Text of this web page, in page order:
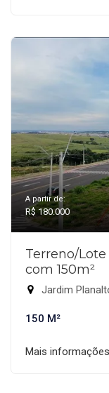
A partir de:
R$ 180.000
Terreno/
com 150m²
Jardim
150 M²
Mais informações